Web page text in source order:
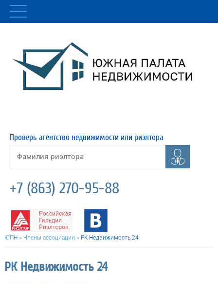
Проверь агентство недвижимости или риэлтора
+7 (863) 270-95-88
ЮПН > Члены ассоциации > РК Недвижимость 24
РК Недвижимость 24